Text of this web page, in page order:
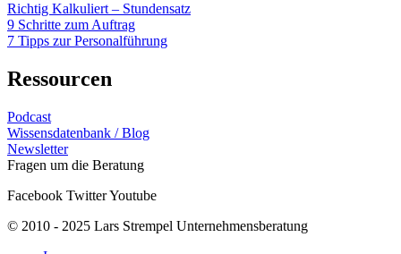
Richtig Kalkuliert – Stundensatz
9 Schritte zum Auftrag
7 Tipps zur Personalführung
Ressourcen
Podcast
Wissensdatenbank / Blog
Newsletter
Fragen um die Beratung
Facebook TwitterYoutube
© 2010 - 2025 Lars Strempel Unternehmensberatung